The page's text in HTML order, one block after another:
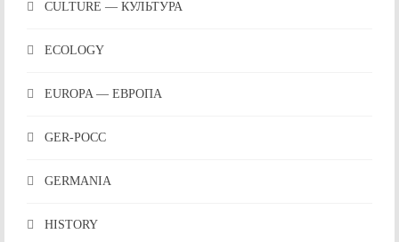
CULTURE — КУЛЬТУРА
ECOLOGY
EUROPA — ЕВРОПА
GER-POCC
GERMANIA
HISTORY